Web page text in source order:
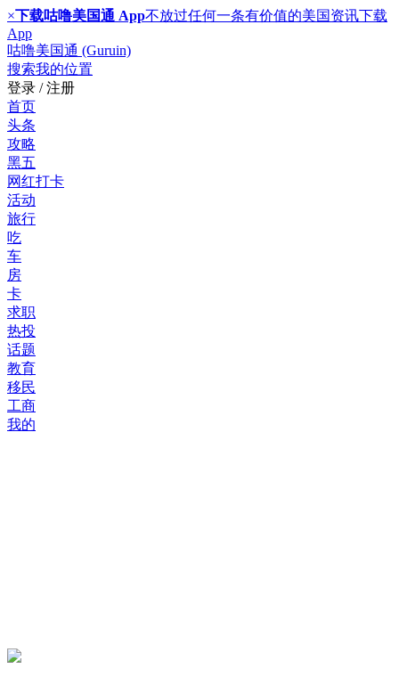
×下载咕噜美国通 App不放过任何一条有价值的美国资讯下载
App
咕噜美国通 (Guruin)
搜索我的位置
登录 / 注册
首页
头条
攻略
黑五
网红打卡
活动
旅行
吃
车
房
卡
求职
热投
话题
教育
移民
工商
我的